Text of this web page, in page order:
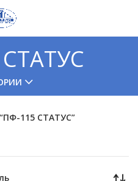
115 СТАТУС”